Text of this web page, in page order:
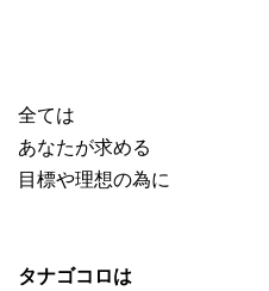
全ては
あなたが求める
目標や理想の為に
タナゴコロは